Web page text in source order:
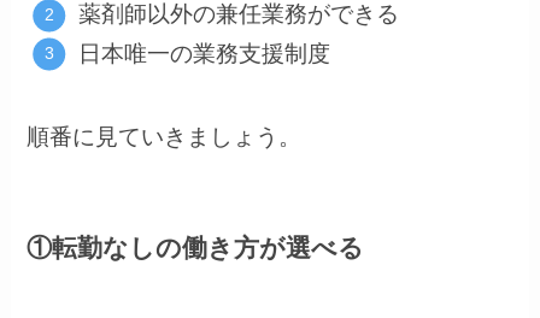
薬剤師以外の兼任業務ができる
日本唯一の業務支援制度
順番に見ていきましょう。
①転勤なしの働き方が選べる